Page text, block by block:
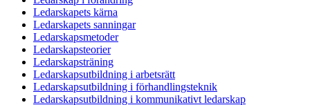
Ledarskapets kärna
Ledarskapets sanningar
Ledarskapsmetoder
Ledarskapsteorier
Ledarskapsträning
Ledarskapsutbildning i arbetsrätt
Ledarskapsutbildning i förhandlingsteknik
Ledarskapsutbildning i kommunikativt ledarskap